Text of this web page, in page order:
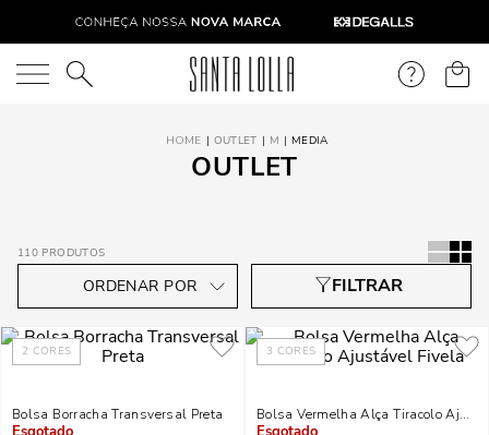
O que você está procurando?
OUTLET M MEDIA
OUTLET
110 PRODUTOS
2 CORES
Bolsa Borracha Transversal Preta
3 CORES
Bolsa Vermelha Alça Tiracolo